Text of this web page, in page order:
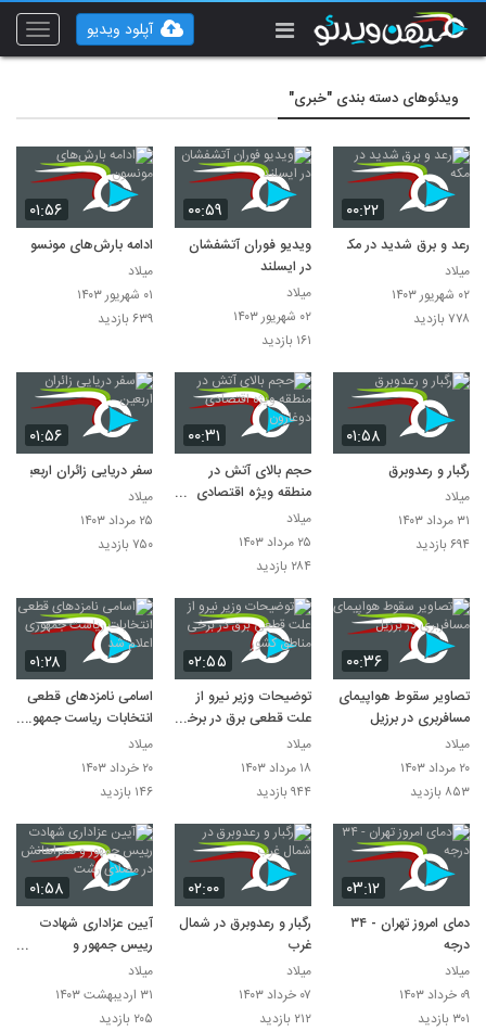
Toggle
آپلود ویدیو
ویدئوهای دسته بندی "خبری"
۰۰:۲۲
رعد و برق شدید در مکه
میلاد
۰۲ شهریور ۱۴۰۳
۷۷۸ بازدید
۰۰:۵۹
ویدیو فوران آتشفشان
در ایسلند
میلاد
۰۲ شهریور ۱۴۰۳
۱۶۱ بازدید
۰۱:۵۶
ادامه بارش‌های مونسون
میلاد
۰۱ شهریور ۱۴۰۳
۶۳۹ بازدید
۰۱:۵۸
رگبار و رعدوبرق
میلاد
۳۱ مرداد ۱۴۰۳
۶۹۴ بازدید
۰۰:۳۱
حجم بالای آتش در
منطقه ویژه اقتصادی
دوغارون
میلاد
۲۵ مرداد ۱۴۰۳
۲۸۴ بازدید
۰۱:۵۶
سفر دریایی زائران اربعین
میلاد
۲۵ مرداد ۱۴۰۳
۷۵۰ بازدید
۰۰:۳۶
تصاویر سقوط هواپیمای
مسافربری در برزیل
میلاد
۲۰ مرداد ۱۴۰۳
۸۵۳ بازدید
۰۲:۵۵
توضیحات وزیر نیرو از
علت قطعی برق در برخی
مناطق کشور
میلاد
۱۸ مرداد ۱۴۰۳
۹۴۴ بازدید
۰۱:۲۸
اسامی نامزدهای قطعی
انتخابات ریاست جمهوری
اعلام شد
میلاد
۲۰ خرداد ۱۴۰۳
۱۴۶ بازدید
۰۳:۱۲
دمای امروز تهران - ۳۴
درجه
میلاد
۰۹ خرداد ۱۴۰۳
۳۰۱ بازدید
۰۲:۰۰
رگبار و رعدوبرق در شمال
غرب
میلاد
۰۷ خرداد ۱۴۰۳
۲۱۲ بازدید
۰۱:۵۸
آیین عزاداری شهادت
رییس جمهور و
همراهانش در مصلای
رشت
میلاد
۳۱ اردیبهشت ۱۴۰۳
۲۰۵ بازدید